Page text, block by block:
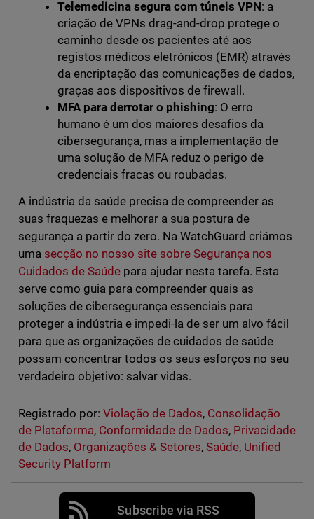
Telemedicina segura com túneis VPN: a
criação de VPNs drag-and-drop protege o
caminho desde os pacientes até aos
registos médicos eletrónicos (EMR) através
da encriptação das comunicações de dados,
graças aos dispositivos de firewall.
MFA para derrotar o phishing: O erro
humano é um dos maiores desafios da
cibersegurança, mas a implementação de
uma solução de MFA reduz o perigo de
credenciais fracas ou roubadas.
A indústria da saúde precisa de compreender as
suas fraquezas e melhorar a sua postura de
segurança a partir do zero. Na WatchGuard criámos
uma secção no nosso site sobre Segurança nos
Cuidados de Saúdepara ajudar nesta tarefa. Esta
serve como guia para compreender quais as
soluções de cibersegurança essenciais para
proteger a indústria e impedi-la de ser um alvo fácil
para que as organizações de cuidados de saúde
possam concentrar todos os seus esforços no seu
verdadeiro objetivo: salvar vidas.
Registrado por: Violação de Dados, Consolidação
de Plataforma, Conformidade de Dados, Privacidade
de Dados, Organizações & Setores,Saúde, Unified
Security Platform
Subscribe via RSS